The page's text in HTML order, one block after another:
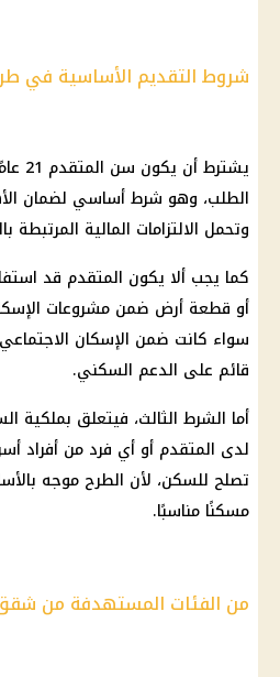
شروط التقديم الأساسية في طرح 30 ألف
الطلب، وهو شرط أساسي لضمان
وتحمل الالتزامات المالية المرتبطة
كما يجب ألا يكون المتقدم قد
أو قطعة أرض ضمن مشروعات
سواء كانت ضمن الإسكان الاجتماعي
قائم على الدعم السكني.
أما الشرط الثالث، فيتعلق بملكية
لدى المتقدم أو أي فرد من أفراد
تصلح للسكن، لأن الطرح موجه
مسكنًا مناسبًا.
من الفئات المستهدفة من